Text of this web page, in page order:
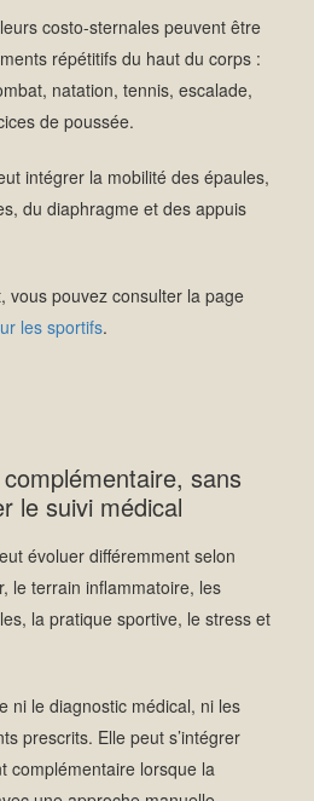
costo-sternales peuvent être
répétitifs du haut du corps :
natation, tennis, escalade,
de poussée.
intégrer la mobilité des épaules,
du diaphragme et des appuis
vous pouvez consulter la page
les sportifs.
sans
le suivi médical
évoluer différemment selon
le terrain inflammatoire, les
la pratique sportive, le stress et
ni le diagnostic médical, ni les
prescrits. Elle peut s’intégrer
complémentaire lorsque la